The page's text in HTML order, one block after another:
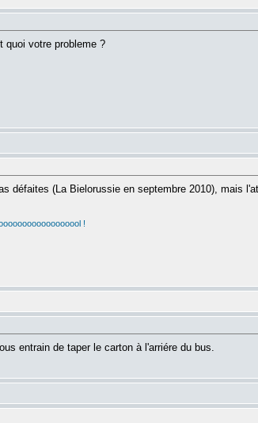
quoi votre probleme ?
(La Bielorussie en septembre 2010), mais
!
entrain de taper le carton à l'arriére du bus.